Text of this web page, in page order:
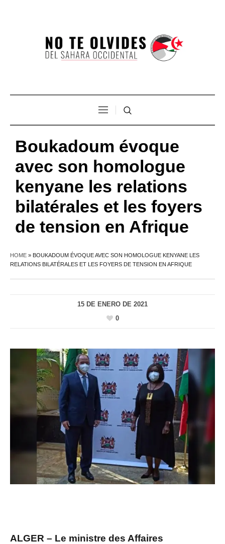
Boukadoum évoque
avec son homologue
kenyane les relations
bilatérales et les foyers
de tension en Afrique
HOME » BOUKADOUM ÉVOQUE AVEC SON HOMOLOGUE KENYANE LES
RELATIONS BILATÉRALES ET LES FOYERS DE TENSION EN AFRIQUE
15 DE ENERO DE 2021
0
ALGER – Le ministre des Affaires